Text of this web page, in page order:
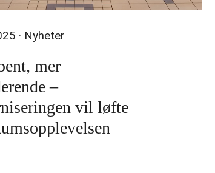
· Nyheter
mer
–
vil løfte